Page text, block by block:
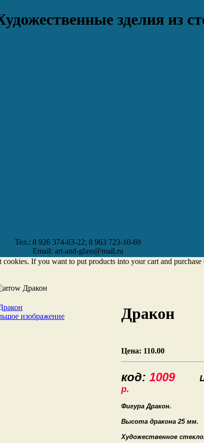
зделия из
Тел.: 8 926 374-63-22; 8 963 723-10-69
Email: art-and-glass@mail.ru
cookies. If you want to put products into your cart and purchase
Дракон
изображение Дракон
Цена: 110.00
код: 1009
р.
Фигура Дракон.
Высота дракона 25 мм.
Художественное